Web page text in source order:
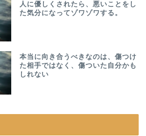
人に優しくされたら、悪いことをし
た気分になってゾワゾワする。
本当に向き合うべきなのは、傷つけ
た相手ではなく、傷ついた自分かも
しれない